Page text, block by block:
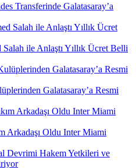
Transferinde Galatasaray’a
Salah ile Anlaştı Yıllık Ücret Belli
Galatasaray’a Resmi
Arkadaşı Oldu Inter Miami